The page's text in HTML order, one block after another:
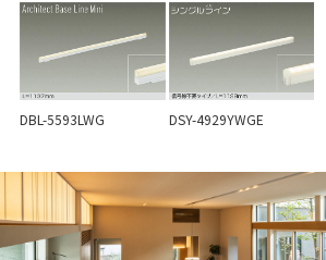
DBL-5593LWG DSY-4929YWGE